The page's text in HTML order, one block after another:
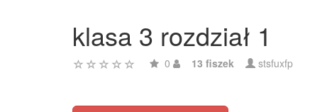
klasa 3 rozdział 1
0 13 fiszek stsfuxfp